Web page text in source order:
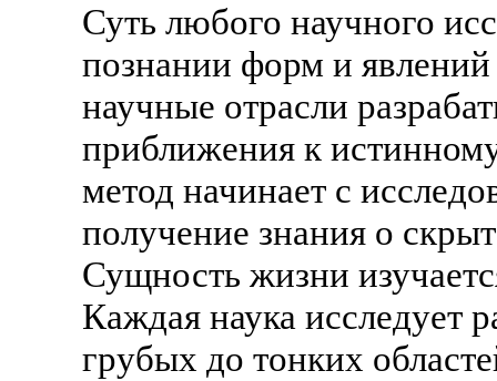
Суть любого научного
познании форм и
научные отрасли
приближения к
метод начинает с
получение знания о
Сущность жизни
Каждая наука исследует
грубых до тонких